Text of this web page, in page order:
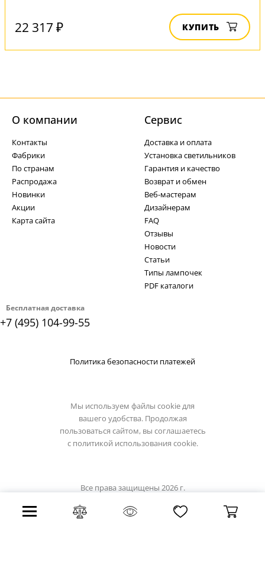
22 317 ₽ КУПИТЬ
Бесплатная доставка
+7 (495) 104-99-55
О компании
Контакты
Фабрики
По странам
Распродажа
Новинки
Акции
Карта сайта
Cервис
Доставка и оплата
Установка светильников
Гарантия и качество
Возврат и обмен
Веб-мастерам
Дизайнерам
FAQ
Отзывы
Новости
Статьи
Типы лампочек
PDF каталоги
Политика безопасности платежей
Мы используем файлы cookie для
вашего удобства. Продолжая
пользоваться сайтом, вы соглашаетесь
с политикой использования cookie.
Все права защищены 2026 г.